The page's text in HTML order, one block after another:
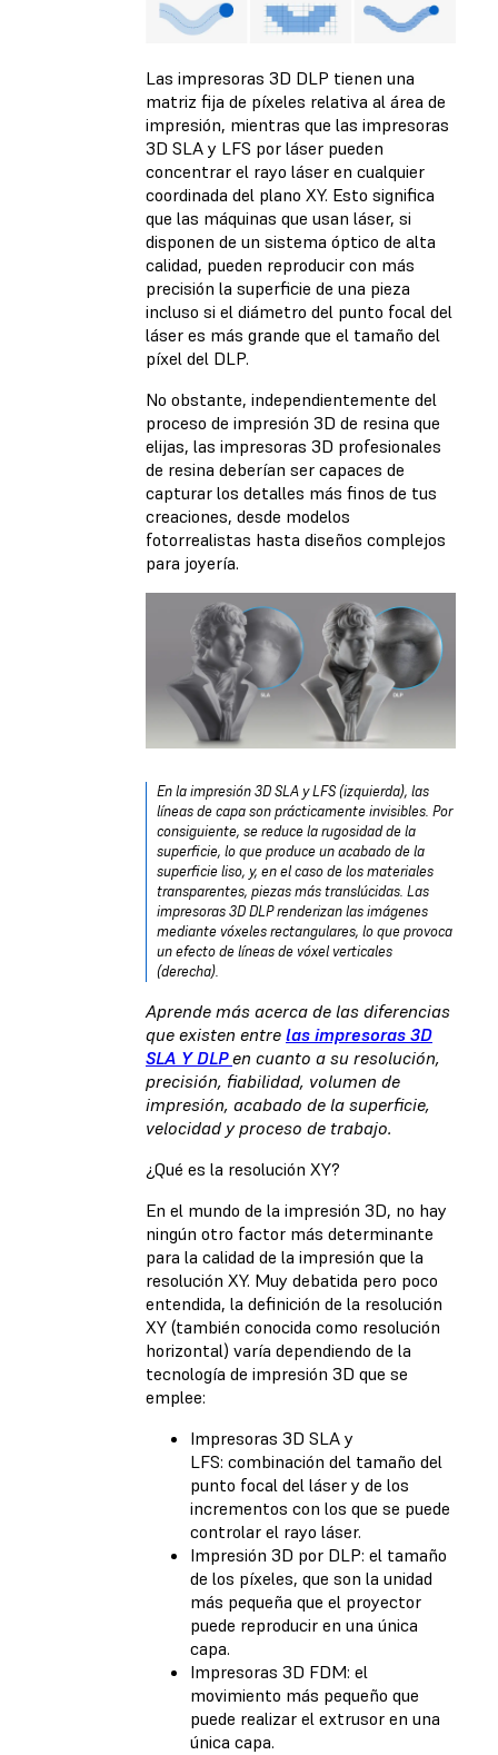
Las impresoras 3D DLP tienen una
matriz fija de píxeles relativa al área de
impresión, mientras que las impresoras
3D SLA y LFS por láser pueden
concentrar el rayo láser en cualquier
coordinada del plano XY. Esto significa
que las máquinas que usan láser, si
disponen de un sistema óptico de alta
calidad, pueden reproducir con más
precisión la superficie de una pieza
incluso si el diámetro del punto focal del
láser es más grande que el tamaño del
píxel del DLP.
No obstante, independientemente del
proceso de impresión 3D de resina que
elijas, las impresoras 3D profesionales
de resina deberían ser capaces de
capturar los detalles más finos de tus
creaciones, desde modelos
fotorrealistas hasta diseños complejos
para joyería.
En la impresión 3D SLA y LFS (izquierda), las
líneas de capa son prácticamente invisibles. Por
consiguiente, se reduce la rugosidad de la
superficie, lo que produce un acabado de la
superficie liso, y, en el caso de los materiales
transparentes, piezas más translúcidas. Las
impresoras 3D DLP renderizan las imágenes
mediante vóxeles rectangulares, lo que provoca
un efecto de líneas de vóxel verticales
(derecha).
Aprende más acerca de las diferencias
que existen entre las impresoras 3D
SLA Y DLPen cuanto a su resolución,
precisión, fiabilidad, volumen de
impresión, acabado de la superficie,
velocidad y proceso de trabajo.
¿Qué es la resolución XY?
En el mundo de la impresión 3D, no hay
ningún otro factor más determinante
para la calidad de la impresión que la
resolución XY. Muy debatida pero poco
entendida, la definición de la resolución
XY (también conocida como resolución
horizontal) varía dependiendo de la
tecnología de impresión 3D que se
emplee:
Impresoras 3D SLA y
LFS: combinación del tamaño del
punto focal del láser y de los
incrementos con los que se puede
controlar el rayo láser.
Impresión 3D por DLP: el tamaño
de los píxeles, que son la unidad
más pequeña que el proyector
puede reproducir en una única
capa.
Impresoras 3D FDM: el
movimiento más pequeño que
puede realizar el extrusor en una
única capa.